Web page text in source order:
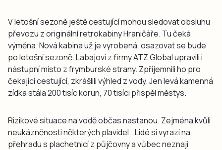
V letošní sezoně ještě cestující mohou sledovat obsluhu
převozu z originální retrokabiny Hraničáře. Tu čeká
výměna. Nová kabina už je vyrobená, osazovat se bude
po letošní sezoně. Labajovi z firmy ATZ Global upravili i
nástupní místo z frymburské strany. Zpříjemnili ho pro
čekající cestující, zkrášlili výhled z vody. Jen levá kamenná
zídka stála 200 tisíc korun, 70 tisíci přispěl městys.
Rizikové situace na vodě občas nastanou. Zejména kvůli
neukázněnosti některých plavidel. „Lidé si vyrazí na
přehradu s plachetnicí z půjčovny a vůbec neznají